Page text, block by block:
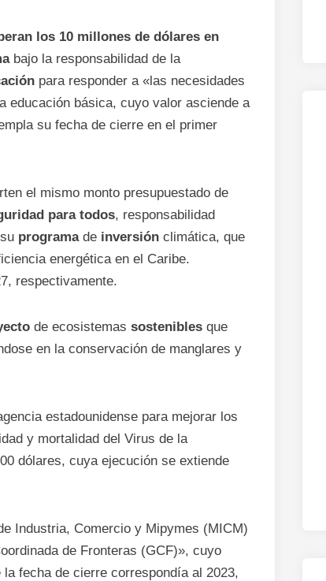
los 10 millones de dólares en
bajo la responsabilidad de la
para responder a «las necesidades
educación básica, cuyo valor asciende a
su fecha de cierre en el primer
el mismo monto presupuestado de
para todos, responsabilidad
programade inversión climática, que
energética en el Caribe.
respectivamente.
de ecosistemas sostenibles que
en la conservación de manglares y
estadounidense para mejorar los
y mortalidad del Virus de la
dólares, cuya ejecución se extiende
Industria, Comercio y Mipymes (MICM)
de Fronteras (GCF)», cuyo
fecha de cierre correspondía al 2023,